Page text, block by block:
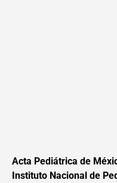
Acta Pediátrica de
Instituto Nacional de